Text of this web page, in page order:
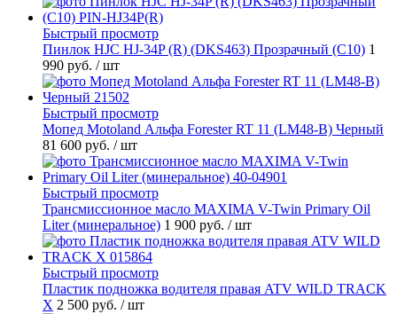
Быстрый просмотр
Пинлок HJC HJ-34P (R) (DKS463) Прозрачный (C10) 1
990 руб. / шт
Быстрый просмотр
Мопед Motoland Альфа Forester RT 11 (LM48-B) Черный
81 600 руб. / шт
Быстрый просмотр
Трансмиссионное масло MAXIMA V-Twin Primary Oil
Liter (минеральное) 1 900 руб. / шт
Быстрый просмотр
Пластик подножка водителя правая ATV WILD TRACK
X 2 500 руб. / шт